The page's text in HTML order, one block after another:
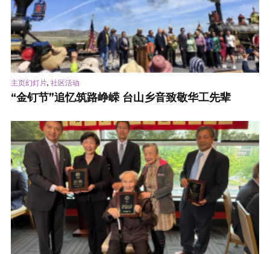
主页幻灯片, 社区活动
“金钉节”追忆筑路峥嵘 台山乡音致敬华工先辈